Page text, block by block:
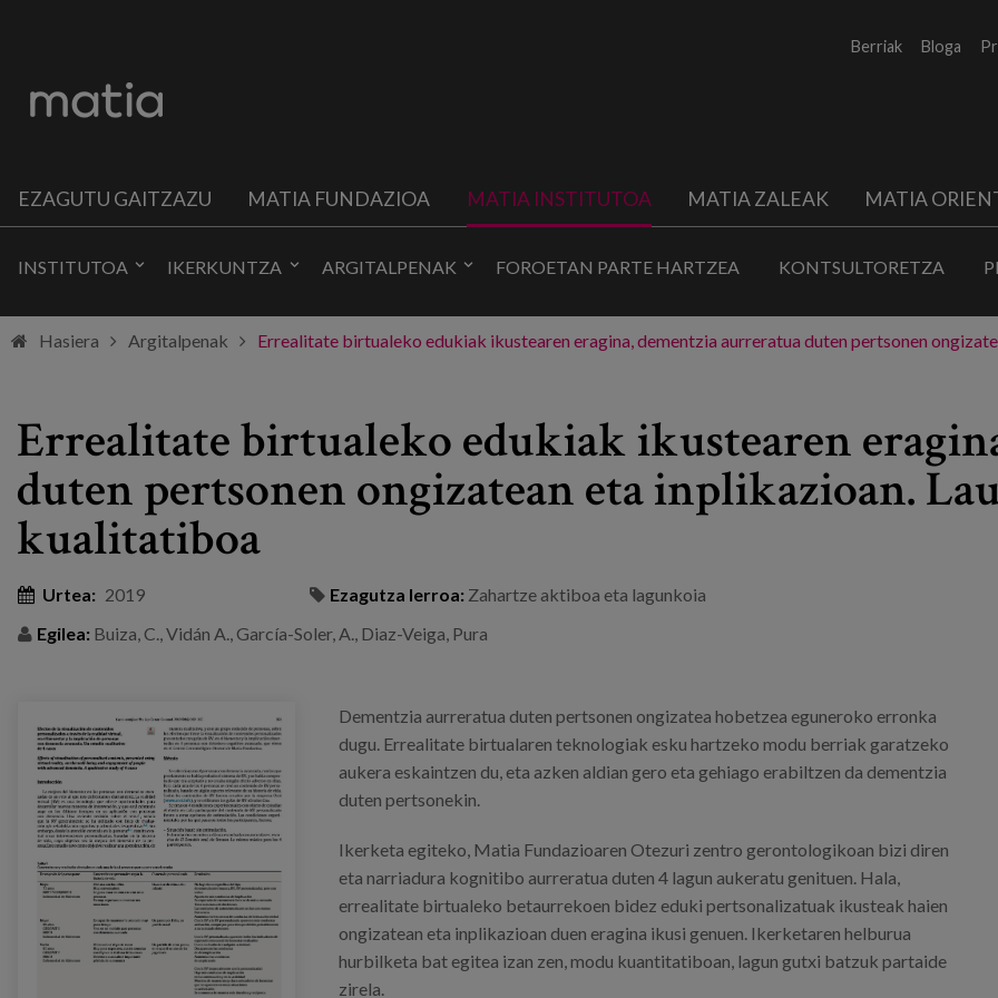
Berriak Bloga
EZAGUTU GAITZAZU MATIA FUNDAZIOA MATIA INSTITUTOA MATIA ZALEAK MATIA
INSTITUTOA IKERKUNTZA ARGITALPENAK FOROETAN PARTE HARTZEA KONTSULTORETZA
Hasiera Argitalpenak Errealitate birtualeko edukiak ikustearen eragina, dementzia aurreratua duten pertsonen
Errealitate birtualeko edukiak ikustearen
duten pertsonen ongizatean eta inplikazioan.
kualitatiboa
Urtea: 2019 Ezagutza lerroa: Zahartze aktiboa eta lagunkoia
Egilea: Buiza, C., Vidán A., García-Soler, A., Diaz-Veiga, Pura
Dementzia aurreratua duten pertsonen ongizatea hobetzea eguneroko erronka
dugu. Errealitate birtualaren teknologiak esku hartzeko modu berriak garatzeko
aukera eskaintzen du, eta azken aldian gero eta gehiago erabiltzen da dementzia
duten pertsonekin.
Ikerketa egiteko, Matia Fundazioaren Otezuri zentro gerontologikoan bizi diren
eta narriadura kognitibo aurreratua duten 4 lagun aukeratu genituen. Hala,
errealitate birtualeko betaurrekoen bidez eduki pertsonalizatuak ikusteak haien
ongizatean eta inplikazioan duen eragina ikusi genuen. Ikerketaren helburua
hurbilketa bat egitea izan zen, modu kuantitatiboan, lagun gutxi batzuk partaide
zirela.